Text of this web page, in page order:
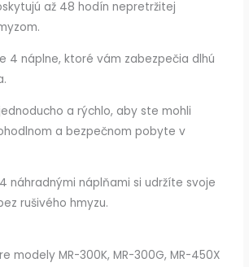
až 48 hodín nepretržitej
4 náplne, ktoré vám zabezpečia dlhú
a rýchlo, aby ste mohli
a bezpečnom pobyte v
náhradnými náplňami si udržíte svoje
rušivého hmyzu.
modely MR-300K, MR-300G, MR-450X